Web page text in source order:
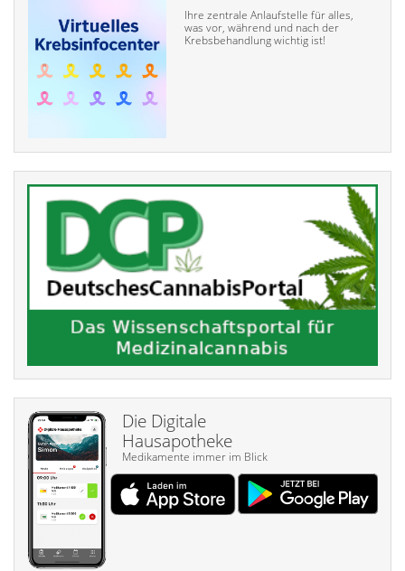
Ihre zentrale Anlaufstelle für alles,
was vor, während und nach der
Krebsbehandlung wichtig ist!
Die Digitale
Hausapotheke
Medikamente immer im Blick